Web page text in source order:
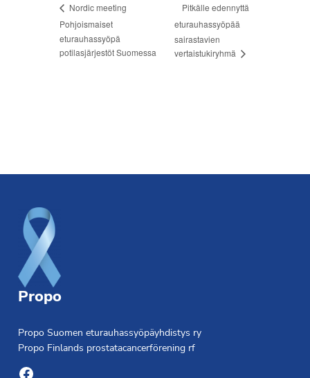
Nordic meeting
Pohjoismaiset
eturauhassyöpä
potilasjärjestöt Suomessa
Pitkälle edennyttä
eturauhassyöpää
sairastavien
vertaistukiryhmä
Propo
Propo Suomen eturauhassyöpäyhdistys ry
Propo Finlands prostatacancerförening rf
Facebook